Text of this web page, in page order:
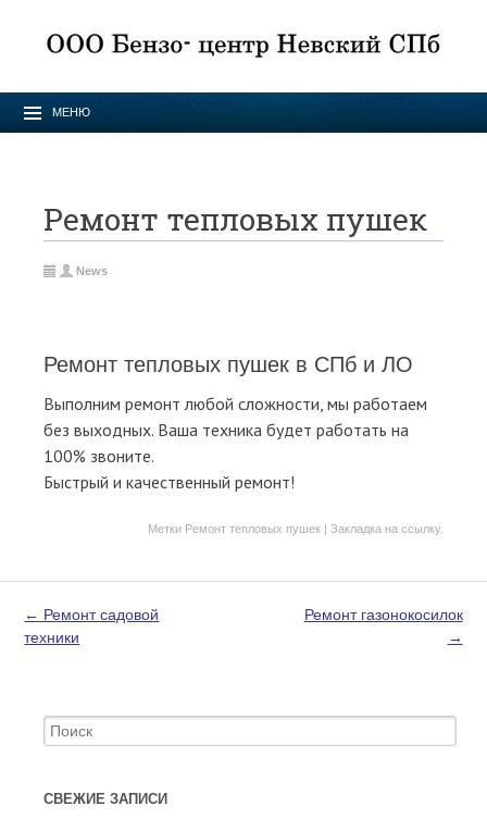
МЕНЮ
Ремонт тепловых пушек
News
Ремонт тепловых пушек в СПб и ЛО
Выполним ремонт любой сложности, мы работаем
без выходных. Ваша техника будет работать на
100% звоните.
Быстрый и качественный ремонт!
Метки Ремонт тепловых пушек | Закладка на ссылку.
Post navigation
← Ремонт садовой
техники
Ремонт газонокосилок
→
Search for:
СВЕЖИЕ ЗАПИСИ